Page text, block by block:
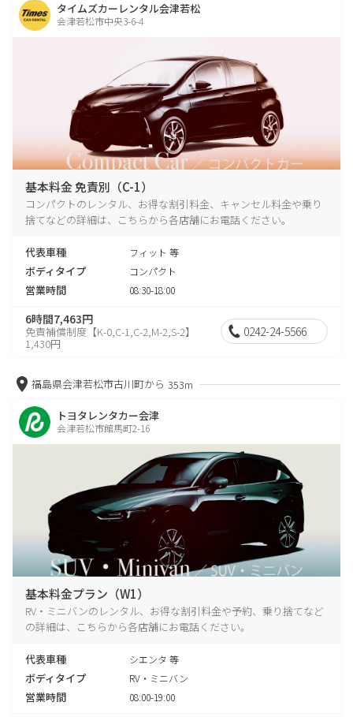
タイムズカーレンタル会津若松
会津若松市中央3-6-4
基本料金 免責別（C-1）
コンパクトのレンタル、お得な割引料金、キャンセル料金や乗り
捨てなどの詳細は、こちらから各店舗にお電話ください。
代表車種 フィット 等
ボディタイプ コンパクト
営業時間 08:30-18:00
6時間7,463円
免責補償制度【K-0,C-1,C-2,M-2,S-2】
1,430円
0242-24-5566
福島県会津若松市古川町から 353m
トヨタレンタカー会津
会津若松市館馬町2-16
基本料金プラン（W1）
RV・ミニバンのレンタル、お得な割引料金や予約、乗り捨てなど
の詳細は、こちらから各店舗にお電話ください。
代表車種 シエンタ 等
ボディタイプ RV・ミニバン
営業時間 08:00-19:00